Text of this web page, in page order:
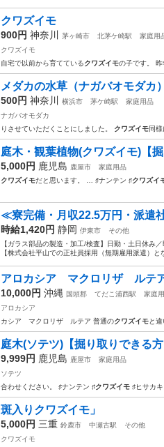
クワズイモ
900円 神奈川 茅ヶ崎市 北茅ケ崎駅
家庭用
クワズイモ
自宅で以前から育てているクワズイモの子です。
メダカの水草（ナガバオモダカ
500円 神奈川 横浜市 茅ケ崎駅
家庭用品
ナガバオモダカ
りさせていただくことにしました。 クワズイモ同
庭木・観葉植物(クワズイモ)【掘
5,000円 鹿児島 鹿屋市
家庭用品
クワズイモだと思います。 … ♯ナンテン ♯クワズイ
≪寮完備・月収22.5万円・派遣
時給1,420円 静岡 伊東市
その他
【ガラス部品の製造・加工/検査】日勤・土日休み
【株式会社平山での正社員採用（無期雇用派遣）
アロカシア マクロリザ ルテ
10,000円 沖縄 国頭郡 てだこ浦西駅
家庭
アロカシア
カシア マクロリザ ルテア 普通のクワズイモと
庭木(ソテツ)【掘り取りできる方
9,999円 鹿児島 鹿屋市
家庭用品
ソテツ
合わせください。 ♯ナンテン ♯クワズイモ ♯ヒサカ
斑入りクワズイモ」
5,000円 三重 鈴鹿市 中瀬古駅
その他
クワズイモ